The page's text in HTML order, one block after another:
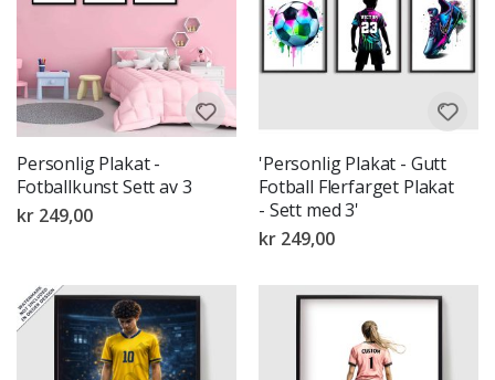
Personlig Plakat -
Fotballkunst Sett av 3
kr 249,00
'Personlig Plakat - Gutt
Fotball Flerfarget Plakat
- Sett med 3'
kr 249,00